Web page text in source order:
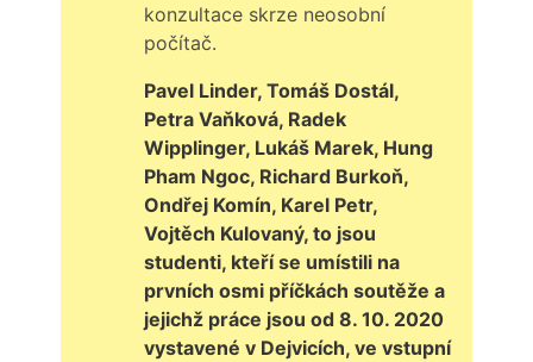
konzultace skrze neosobní
počítač.
Pavel Linder, Tomáš Dostál,
Petra Vaňková, Radek
Wipplinger, Lukáš Marek, Hung
Pham Ngoc, Richard Burkoň,
Ondřej Komín, Karel Petr,
Vojtěch Kulovaný, to jsou
studenti, kteří se umístili na
prvních osmi příčkách soutěže a
jejichž práce jsou od 8. 10. 2020
vystavené v Dejvicích, ve vstupní